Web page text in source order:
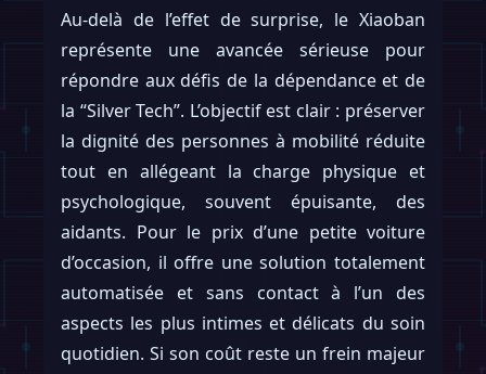
Au-delà de l’effet de surprise, le Xiaoban
représente une avancée sérieuse pour
répondre aux défis de la dépendance et de
la “Silver Tech”. L’objectif est clair : préserver
la dignité des personnes à mobilité réduite
tout en allégeant la charge physique et
psychologique, souvent épuisante, des
aidants. Pour le prix d’une petite voiture
d’occasion, il offre une solution totalement
automatisée et sans contact à l’un des
aspects les plus intimes et délicats du soin
quotidien. Si son coût reste un frein majeur